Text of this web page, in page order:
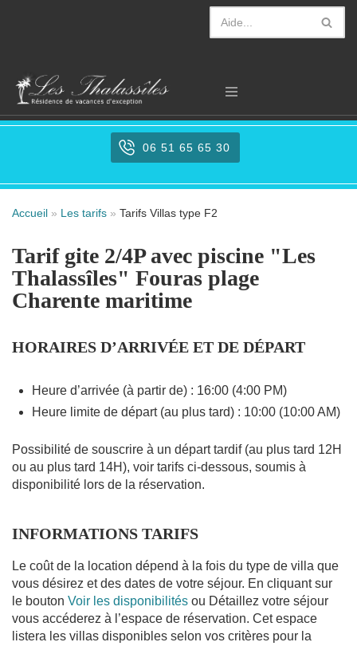
contenu
06 51 65 65 30
Accueil » Les tarifs » Tarifs Villas type F2
Tarif gite 2/4P avec piscine "Les
Thalassîles" Fouras plage
Charente maritime
HORAIRES D’ARRIVÉE ET DE DÉPART
Heure d’arrivée (à partir de) : 16:00 (4:00 PM)
Heure limite de départ (au plus tard) : 10:00 (10:00 AM)
Possibilité de souscrire à un départ tardif (au plus tard 12H
ou au plus tard 14H), voir tarifs ci-dessous, soumis à
disponibilité lors de la réservation.
INFORMATIONS TARIFS
Le coût de la location dépend à la fois du type de villa que
vous désirez et des dates de votre séjour. En cliquant sur
le bouton Voir les disponibilités ou Détaillez votre séjour
vous accéderez à l’espace de réservation. Cet espace
listera les villas disponibles selon vos critères pour la